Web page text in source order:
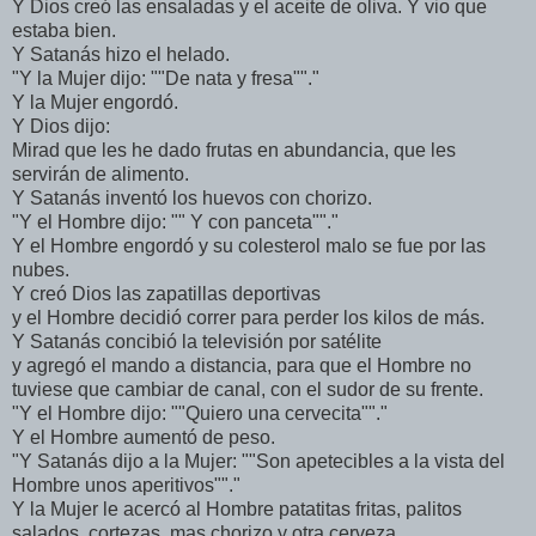
Y Dios creó las ensaladas y el aceite de oliva. Y vio que
estaba bien.
Y Satanás hizo el helado.
"Y la Mujer dijo: ""De nata y fresa""."
Y la Mujer engordó.
Y Dios dijo:
Mirad que les he dado frutas en abundancia, que les
servirán de alimento.
Y Satanás inventó los huevos con chorizo.
"Y el Hombre dijo: "" Y con panceta""."
Y el Hombre engordó y su colesterol malo se fue por las
nubes.
Y creó Dios las zapatillas deportivas
y el Hombre decidió correr para perder los kilos de más.
Y Satanás concibió la televisión por satélite
y agregó el mando a distancia, para que el Hombre no
tuviese que cambiar de canal, con el sudor de su frente.
"Y el Hombre dijo: ""Quiero una cervecita""."
Y el Hombre aumentó de peso.
"Y Satanás dijo a la Mujer: ""Son apetecibles a la vista del
Hombre unos aperitivos""."
Y la Mujer le acercó al Hombre patatitas fritas, palitos